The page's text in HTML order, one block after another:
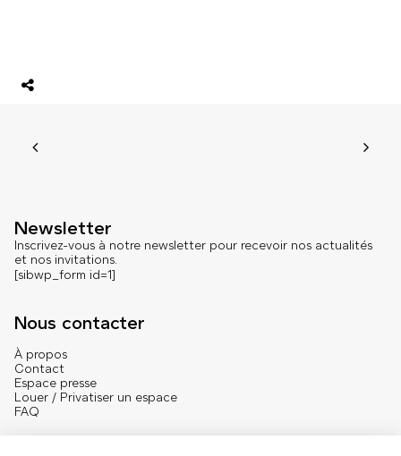
Newsletter
Inscrivez-vous à notre newsletter pour recevoir nos actualités
et nos invitations.
[sibwp_form id=1]
Nous contacter
À propos
Contact
Espace presse
Louer / Privatiser un espace
FAQ